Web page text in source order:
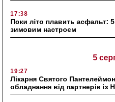
17:38
Поки літо плавить асфальт: 5
зимовим настроєм
5
19:27
Лікарня Святого
обладнання від партнерів із